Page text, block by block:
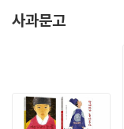
사과문고